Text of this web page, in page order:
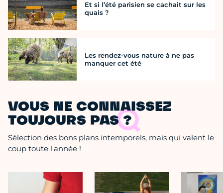
Et si l’été parisien se cachait sur les
quais ?
Les rendez-vous nature à ne pas
manquer cet été
VOUS NE CONNAISSEZ
TOUJOURS PAS ?
Sélection des bons plans intemporels, mais qui valent le
coup toute l'année !